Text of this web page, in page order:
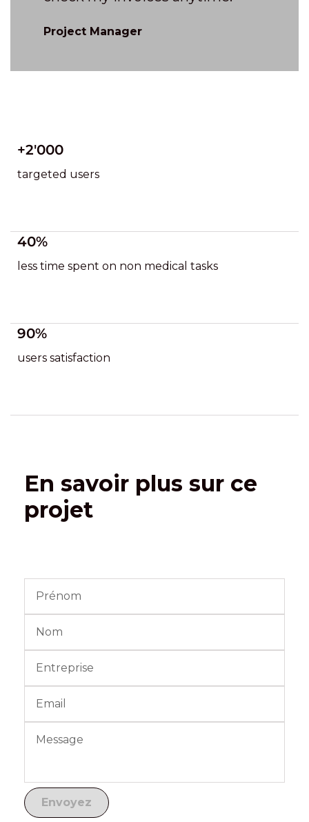
Project Manager
+2'000
targeted users
40%
less time spent on non medical tasks
90%
users satisfaction
En savoir plus sur ce
projet